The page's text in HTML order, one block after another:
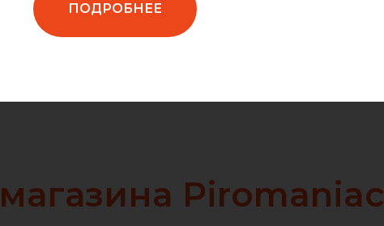
ПОДРОБНЕЕ
Piromaniac